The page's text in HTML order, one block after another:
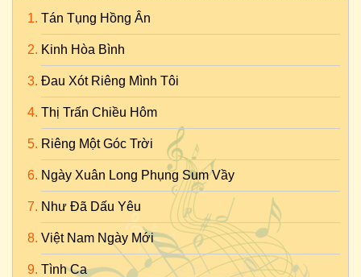
Tán Tụng Hồng Ân
Kinh Hòa Bình
Đau Xót Riêng Mình Tôi
Thị Trấn Chiều Hôm
Riêng Một Góc Trời
Ngày Xuân Long Phụng Sum Vầy
Như Đã Dấu Yêu
Việt Nam Ngày Mới
Tình Ca